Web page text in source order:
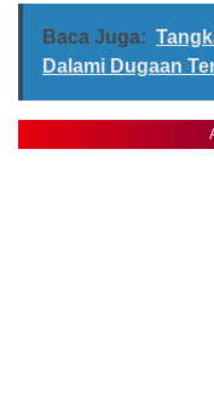
Baca Juga:
Dalami Dugaan